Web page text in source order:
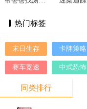
热门标签
末日生存 卡牌策略
赛车竞速 中式恐怖
同类排行